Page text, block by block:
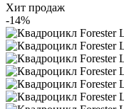
Хит продаж
-14%